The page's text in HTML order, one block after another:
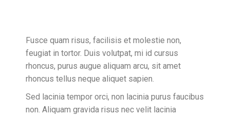
Fusce quam risus, facilisis et molestie non,
feugiat in tortor. Duis volutpat, mi id cursus
rhoncus, purus augue aliquam arcu, sit amet
rhoncus tellus neque aliquet sapien.
Sed lacinia tempor orci, non lacinia purus faucibus
non. Aliquam gravida risus nec velit lacinia